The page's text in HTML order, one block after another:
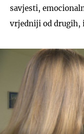
savjesti,
vrjedniji od drugih,